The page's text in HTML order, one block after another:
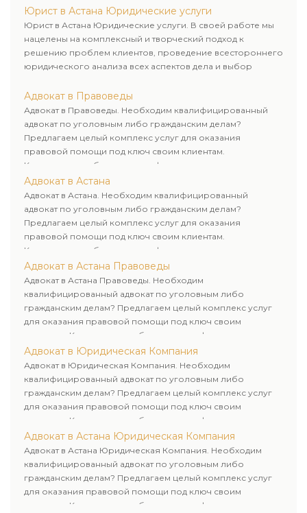
Юрист в Астана Юридические услуги
Юрист в Астана Юридические услуги. В своей работе мы
нацелены на комплексный и творческий подход к
решению проблем клиентов, проведение всестороннего
юридического анализа всех аспектов дела и выбор
Адвокат в Правоведы
Адвокат в Правоведы. Необходим квалифицированный
адвокат по уголовным либо гражданским делам?
Предлагаем целый комплекс услуг для оказания
правовой помощи под ключ своим клиентам.
Комплексное обслуживание физических и юридических
лиц. Индивидуальный подход к каждому клиенту.
Адвокат в Астана
Адвокат в Астана. Необходим квалифицированный
адвокат по уголовным либо гражданским делам?
Предлагаем целый комплекс услуг для оказания
правовой помощи под ключ своим клиентам.
Комплексное обслуживание физических и юридических
лиц. Индивидуальный подход к каждому клиенту.
Адвокат в Астана Правоведы
Адвокат в Астана Правоведы. Необходим
квалифицированный адвокат по уголовным либо
гражданским делам? Предлагаем целый комплекс услуг
для оказания правовой помощи под ключ своим
клиентам. Комплексное обслуживание физических и
юридических лиц. Индивидуальный подход к каждому
клиенту.
Адвокат в Юридическая Компания
Адвокат в Юридическая Компания. Необходим
квалифицированный адвокат по уголовным либо
гражданским делам? Предлагаем целый комплекс услуг
для оказания правовой помощи под ключ своим
клиентам. Комплексное обслуживание физических и
юридических лиц. Индивидуальный подход к каждому
клиенту.
Адвокат в Астана Юридическая Компания
Адвокат в Астана Юридическая Компания. Необходим
квалифицированный адвокат по уголовным либо
гражданским делам? Предлагаем целый комплекс услуг
для оказания правовой помощи под ключ своим
клиентам. Комплексное обслуживание физических и